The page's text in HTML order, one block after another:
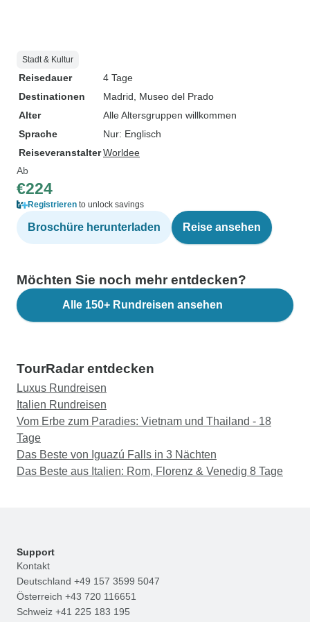
Stadt & Kultur
Reisedauer
4 Tage
Destinationen
Madrid , Museo del Prado
Alter
Alle Altersgruppen willkommen
Sprache
Nur: Englisch
ReiseveranstalterWorldee
Ab
€224
Registrieren to unlock savings
Broschüre herunterladen Reise ansehen
Möchten Sie noch mehr entdecken?
Alle 150+ Rundreisen ansehen
TourRadar entdecken
Luxus Rundreisen
Italien Rundreisen
Vom Erbe zum Paradies: Vietnam und Thailand - 18
Tage
Das Beste von Iguazú Falls in 3 Nächten
Das Beste aus Italien: Rom, Florenz & Venedig 8 Tage
Support
Kontakt
Deutschland +49 157 3599 5047
Österreich +43 720 116651
Schweiz +41 225 183 195